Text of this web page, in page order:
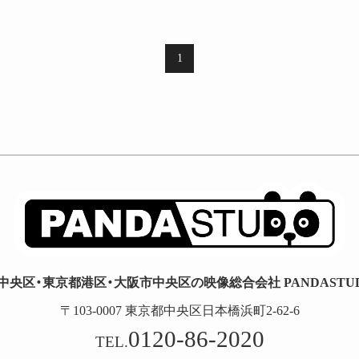
1
央区・東京都港区・大阪市中央区の映像総合会社
〒103-0007 東京都中央区日本橋浜町2-62-6
TEL.0120-86-2020